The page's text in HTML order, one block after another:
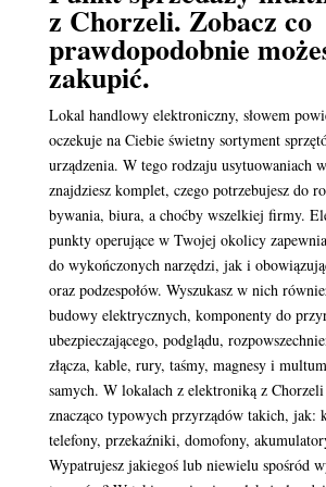
z Chorzeli. Zobacz co
prawdopodobnie
zakupić.
Lokal handlowy elektroniczny, słowem
oczekuje na Ciebie świetny sortyment
urządzenia. W tego rodzaju usytuowaniach
znajdziesz komplet, czego potrzebujesz do
bywania, biura, a choćby wszelkiej firmy.
punkty operujące w Twojej okolicy
do wykończonych narzędzi, jak i
oraz podzespołów. Wyszukasz w nich
budowy elektrycznych, komponenty do
ubezpieczającego, podglądu,
złącza, kable, rury, taśmy, magnesy i
samych. W lokalach z elektroniką z
znacząco typowych przyrządów takich, jak:
telefony, przekaźniki, domofony,
Wypatrujesz jakiegoś lub niewielu spośród